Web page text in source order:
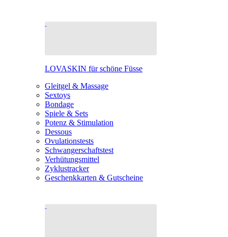
LOVASKIN für schöne Füsse
Gleitgel & Massage
Sextoys
Bondage
Spiele & Sets
Potenz & Stimulation
Dessous
Ovulationstests
Schwangerschaftstest
Verhütungsmittel
Zyklustracker
Geschenkkarten & Gutscheine